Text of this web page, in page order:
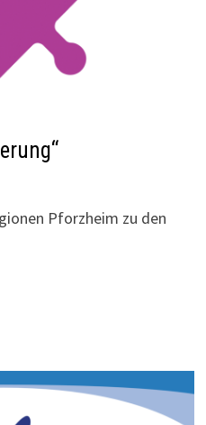
Pforzheim zu den